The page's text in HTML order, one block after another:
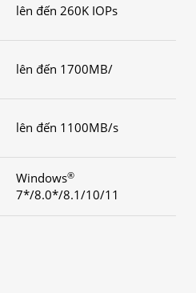
lên đến 260K IOPs
lên đến 1700MB/
lên đến 1100MB/s
Windows®
7*/8.0*/8.1/10/11